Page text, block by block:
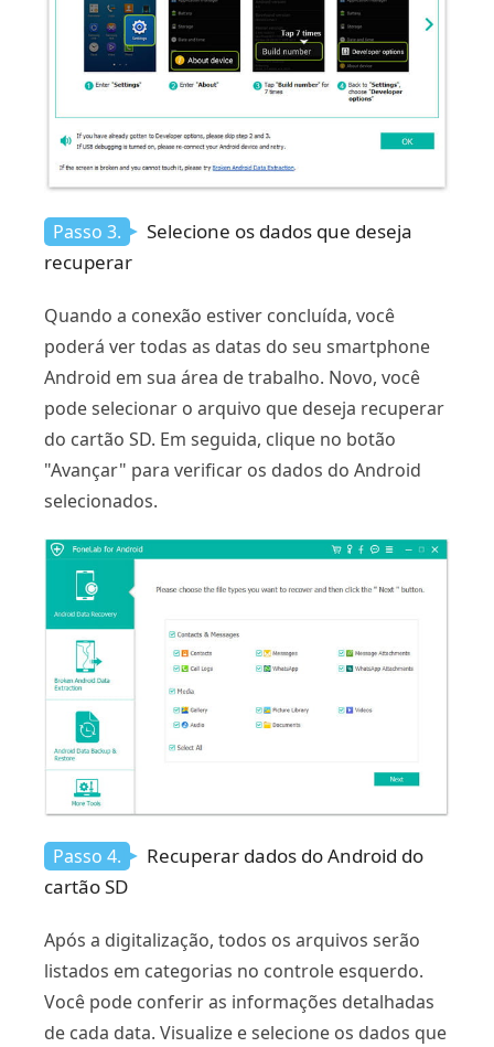
Passo 3.
Selecione os dados que deseja
recuperar
Quando a conexão estiver concluída, você
poderá ver todas as datas do seu smartphone
Android em sua área de trabalho. Novo, você
pode selecionar o arquivo que deseja recuperar
do cartão SD. Em seguida, clique no botão
"Avançar" para verificar os dados do Android
selecionados.
Passo 4.
Recuperar dados do Android do
cartão SD
Após a digitalização, todos os arquivos serão
listados em categorias no controle esquerdo.
Você pode conferir as informações detalhadas
de cada data. Visualize e selecione os dados que